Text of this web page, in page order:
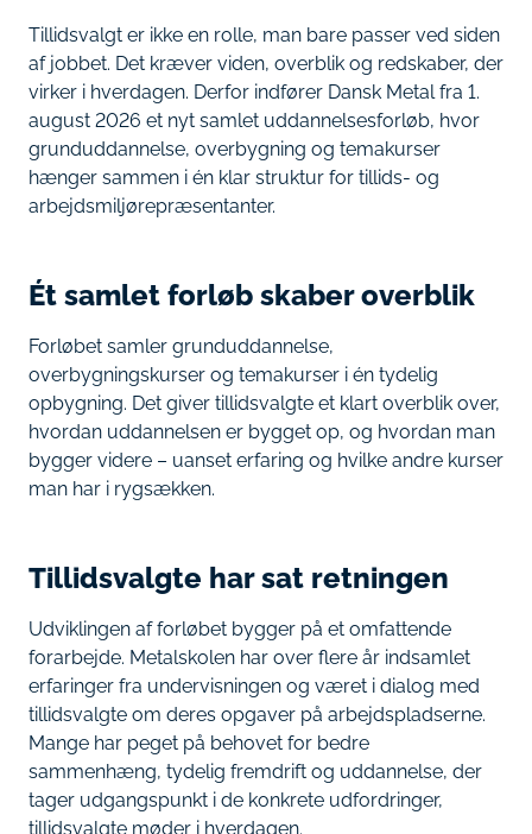
Tillidsvalgt er ikke en rolle, man bare passer ved siden
af jobbet. Det kræver viden, overblik og redskaber, der
virker i hverdagen. Derfor indfører Dansk Metal fra 1.
august 2026 et nyt samlet uddannelsesforløb, hvor
grunduddannelse, overbygning og temakurser
hænger sammen i én klar struktur for tillids- og
arbejdsmiljørepræsentanter.
Ét samlet forløb skaber overblik
Forløbet samler grunduddannelse,
overbygningskurser og temakurser i én tydelig
opbygning. Det giver tillidsvalgte et klart overblik over,
hvordan uddannelsen er bygget op, og hvordan man
bygger videre – uanset erfaring og hvilke andre kurser
man har i rygsækken.
Tillidsvalgte har sat retningen
Udviklingen af forløbet bygger på et omfattende
forarbejde. Metalskolen har over flere år indsamlet
erfaringer fra undervisningen og været i dialog med
tillidsvalgte om deres opgaver på arbejdspladserne.
Mange har peget på behovet for bedre
sammenhæng, tydelig fremdrift og uddannelse, der
tager udgangspunkt i de konkrete udfordringer,
tillidsvalgte møder i hverdagen.